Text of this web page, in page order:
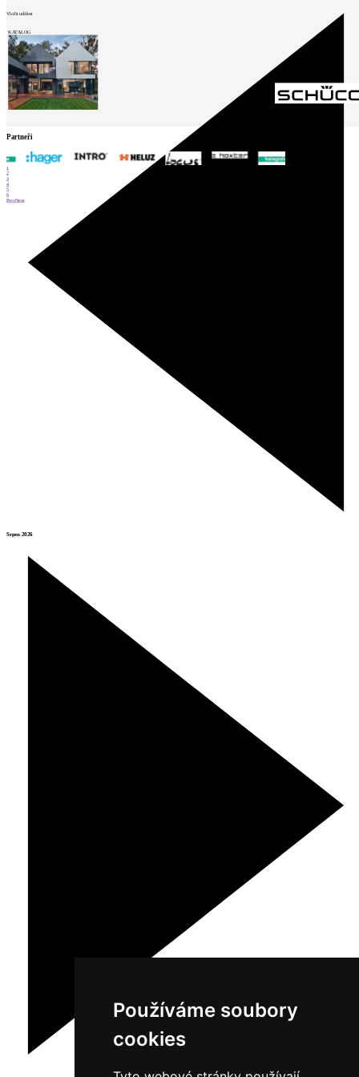
Používáme soubory
cookies
Srpen 2026
Vložit událost
KATALOG
Partneři
1
2
3
4
5
6
PrevNext